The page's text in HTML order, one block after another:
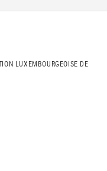
LUXEMBOURGEOISE DE